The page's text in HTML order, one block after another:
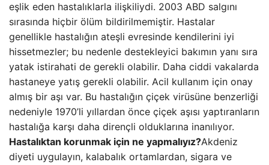
eşlik eden hastalıklarla ilişkiliydi. 2003 ABD salgını
sırasında hiçbir ölüm bildirilmemiştir. Hastalar
genellikle hastalığın ateşli evresinde kendilerini iyi
hissetmezler; bu nedenle destekleyici bakımın yanı sıra
yatak istirahati de gerekli olabilir. Daha ciddi vakalarda
hastaneye yatış gerekli olabilir. Acil kullanım için onay
almış bir aşı var. Bu hastalığın çiçek virüsüne benzerliği
nedeniyle 1970’li yıllardan önce çiçek aşısı yaptıranların
hastalığa karşı daha dirençli olduklarına inanılıyor.
Hastalıktan korunmak için ne yapmalıyız?Akdeniz
diyeti uygulayın, kalabalık ortamlardan, sigara ve